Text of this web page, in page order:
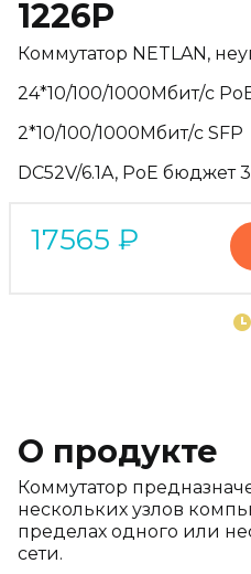
1226P
Коммутатор NETLAN,
24*10/100/1000Мбит/с
2*10/100/1000Мбит/с SFP
DC52V/6.1A, PoE бюджет
17565 ₽
О продукте
Коммутатор
нескольких узлов
пределах одного или
сети.